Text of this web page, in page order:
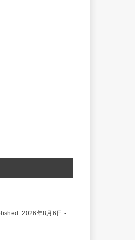
2026年8月6日 -